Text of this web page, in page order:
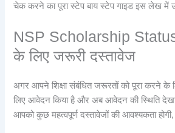
चेक करने का पूरा स्टेप बाय स्टेप गाइड इस लेख में
NSP Scholarship
के लिए जरूरी दस्तावेज
अगर आपने शिक्षा संबंधित जरूरतों को पूरा करने के
लिए आवेदन किया है और अब आवेदन की स्थिति
आपको कुछ महत्वपूर्ण दस्तावेजों की आवश्यकता